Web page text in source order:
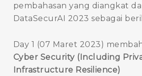
pembahasan yang diangkat
DataSecurAI 2023 sebagai
Day 1 (07 Maret 2023)
Cyber Security (Including
Infrastructure Resilience)